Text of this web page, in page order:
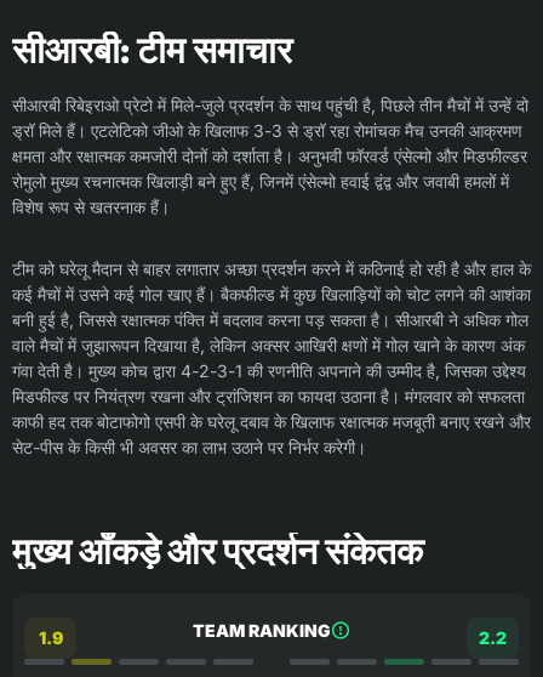
सीआरबी: टीम समाचार
सीआरबी रिबेइराओ प्रेटो में मिले-जुले प्रदर्शन के साथ पहुंची है, पिछले तीन मैचों में उन्हें दो
ड्रॉ मिले हैं। एटलेटिको जीओ के खिलाफ 3-3 से ड्रॉ रहा रोमांचक मैच उनकी आक्रमण
क्षमता और रक्षात्मक कमजोरी दोनों को दर्शाता है। अनुभवी फॉरवर्ड एंसेल्मो और मिडफील्डर
रोमुलो मुख्य रचनात्मक खिलाड़ी बने हुए हैं, जिनमें एंसेल्मो हवाई द्वंद्व और जवाबी हमलों में
विशेष रूप से खतरनाक हैं।
टीम को घरेलू मैदान से बाहर लगातार अच्छा प्रदर्शन करने में कठिनाई हो रही है और हाल के
कई मैचों में उसने कई गोल खाए हैं। बैकफील्ड में कुछ खिलाड़ियों को चोट लगने की आशंका
बनी हुई है, जिससे रक्षात्मक पंक्ति में बदलाव करना पड़ सकता है। सीआरबी ने अधिक गोल
वाले मैचों में जुझारूपन दिखाया है, लेकिन अक्सर आखिरी क्षणों में गोल खाने के कारण अंक
गंवा देती है। मुख्य कोच द्वारा 4-2-3-1 की रणनीति अपनाने की उम्मीद है, जिसका उद्देश्य
मिडफील्ड पर नियंत्रण रखना और ट्रांजिशन का फायदा उठाना है। मंगलवार को सफलता
काफी हद तक बोटाफोगो एसपी के घरेलू दबाव के खिलाफ रक्षात्मक मजबूती बनाए रखने और
सेट-पीस के किसी भी अवसर का लाभ उठाने पर निर्भर करेगी।
मुख्य आँकड़े और प्रदर्शन संकेतक
TEAM RANKING
1.9 2.2